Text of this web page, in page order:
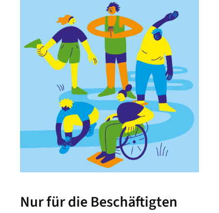
Nur für die Beschäftigten